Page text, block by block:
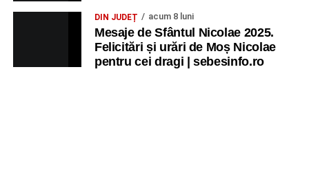
DIN JUDEȚ acum 8 luni
Mesaje de Sfântul Nicolae 2025.
Felicitări și urări de Moș Nicolae
pentru cei dragi | sebesinfo.ro